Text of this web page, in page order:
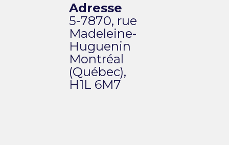
Adresse
5-7870, rue
Madeleine-
Huguenin
Montréal
(Québec),
H1L 6M7